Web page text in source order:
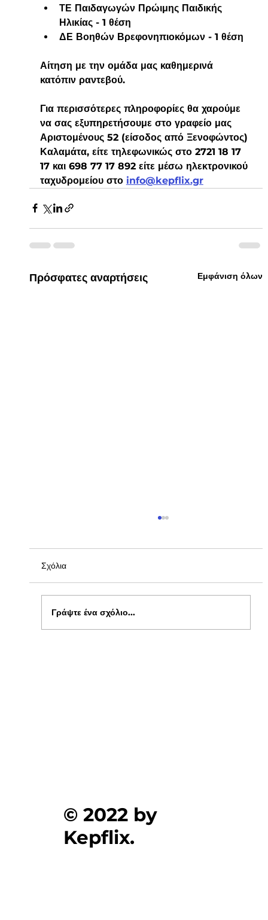
ΤΕ Παιδαγωγών Πρώιμης Παιδικής
Ηλικίας - 1 θέση
ΔΕ Βοηθών Βρεφονηπιοκόμων - 1 θέση
Αίτηση με την ομάδα μας καθημερινά
κατόπιν ραντεβού.
Για περισσότερες πληροφορίες θα χαρούμε
να σας εξυπηρετήσουμε στο γραφείο μας
Αριστομένους 52 (είσοδος από Ξενοφώντος)
Καλαμάτα, είτε τηλεφωνικώς στο 2721 18 17
17 και 698 77 17 892 είτε μέσω ηλεκτρονικού
ταχυδρομείου στο info@kepflix.gr
Πρόσφατες αναρτήσεις Εμφάνιση όλων
Σχόλια
Γράψτε ένα σχόλιο...
© 2022 by
Kepflix.